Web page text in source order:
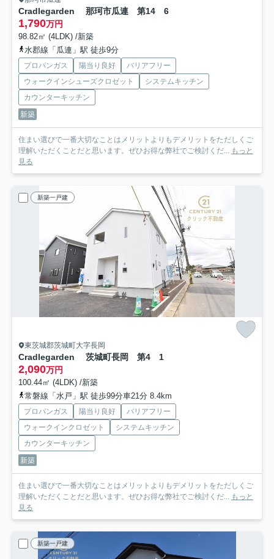
Cradlegarden 那珂市瓜連 第14 6
1,790万円
98.82㎡ (4LDK) /新築
水郡線「瓜連」駅 徒歩9分
プロパンガス 陽当り良好
バリアフリー
ウォークインシューズクロゼット
システムキッチン
カウンターキッチン
新築
住まい選びで一番大切なことはメリットよりもデメリットをただしくご
理解いただくことだと思います。ぜひお得な弊社でご検討くだ... もっと
見る
新築一戸建
東茨城郡茨城町大字長岡
Cradlegarden 茨城町長岡 第4 1
2,090万円
100.44㎡ (4LDK) /新築
常磐線「水戸」駅 徒歩99分車21分 8.4km
プロパンガス 陽当り良好
バリアフリー
ウォークインクロゼット
システムキッチン
カウンターキッチン
新築
住まい選びで一番大切なことはメリットよりもデメリットをただしくご
理解いただくことだと思います。ぜひお得な弊社でご検討くだ... もっと
見る
新築一戸建